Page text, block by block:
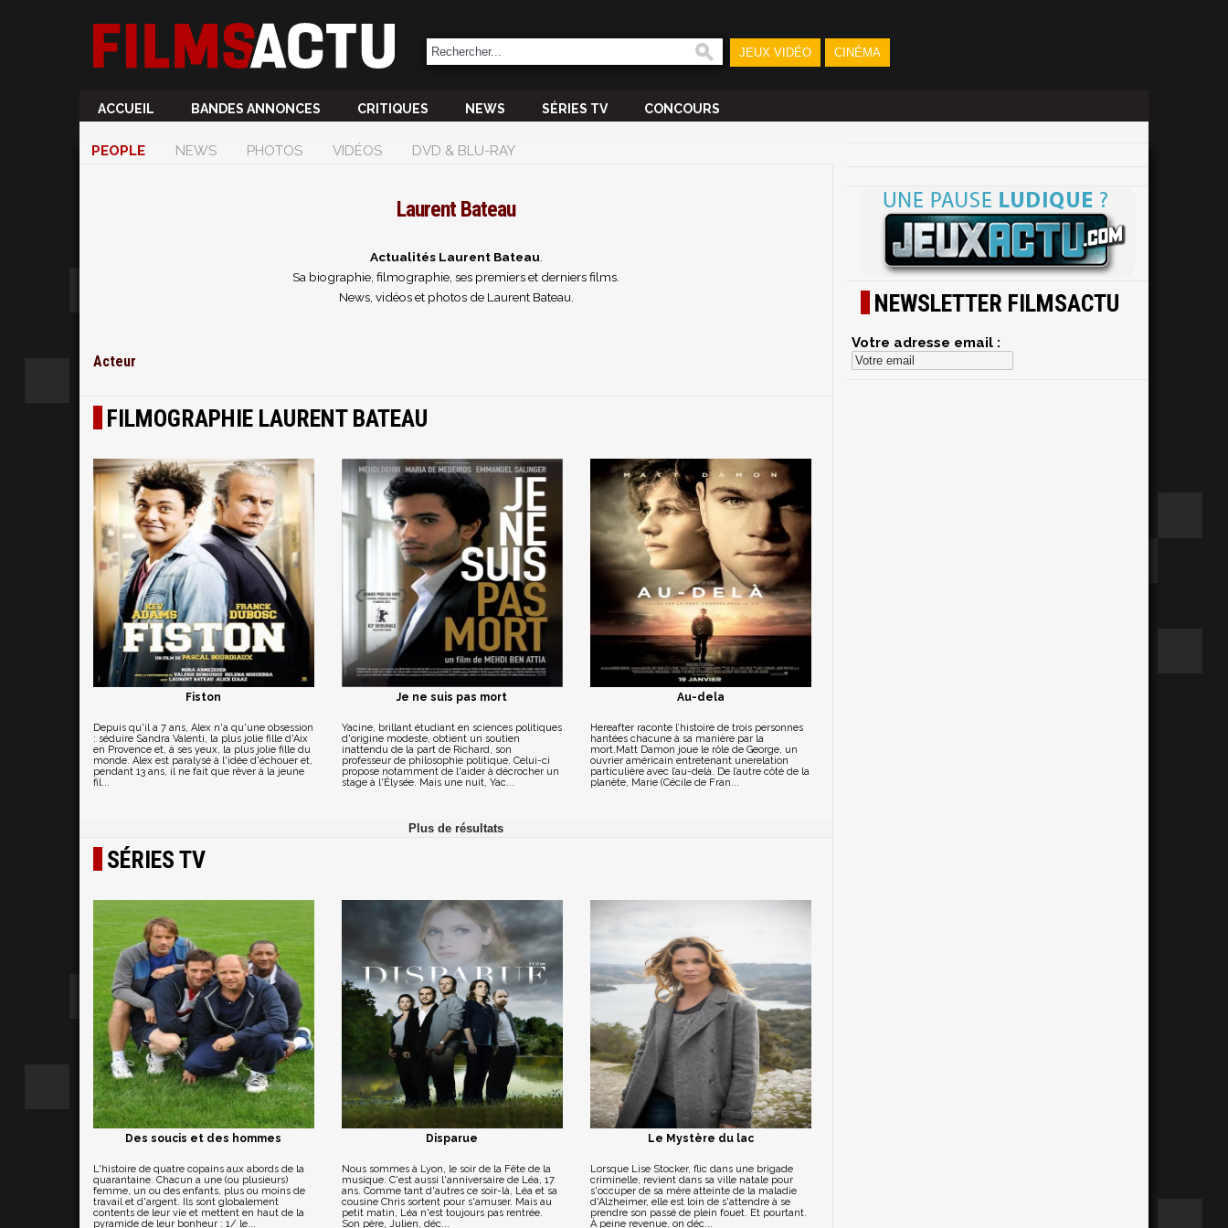
JEUX VIDÉO CINÉMA
ACCUEIL BANDES ANNONCES CRITIQUES NEWS SÉRIES TV CONCOURS
PEOPLE NEWS PHOTOS VIDÉOS DVD & BLU-RAY
Laurent Bateau
Actualités Laurent Bateau.
Sa biographie, filmographie, ses premiers et derniers films.
News, vidéos et photos de Laurent Bateau.
Acteur
FILMOGRAPHIE LAURENT BATEAU
Fiston
Depuis qu'il a 7 ans, Alex n'a qu'une obsession
: séduire Sandra Valenti, la plus jolie fille d'Aix
en Provence et, à ses yeux, la plus jolie fille du
monde. Alex est paralysé à l'idée d'échouer et,
pendant 13 ans, il ne fait que rêver à la jeune
fil...
Je ne suis pas mort
Yacine, brillant étudiant en sciences politiques
d'origine modeste, obtient un soutien
inattendu de la part de Richard, son
professeur de philosophie politique. Celui-ci
propose notamment de l'aider à décrocher un
stage à l'Élysée. Mais une nuit, Yac...
Au-dela
Hereafter raconte l’histoire de trois personnes
hantées chacune à sa manière par la
mort.Matt Damon joue le rôle de George, un
ouvrier américain entretenant unerelation
particulière avec l’au-delà. De l’autre côté de la
planète, Marie (Cécile de Fran...
SÉRIES TV
Des soucis et des hommes
L'histoire de quatre copains aux abords de la
quarantaine. Chacun a une (ou plusieurs)
femme, un ou des enfants, plus ou moins de
travail et d'argent. Ils sont globalement
contents de leur vie et mettent en haut de la
pyramide de leur bonheur : 1/ le...
Disparue
Nous sommes à Lyon, le soir de la Fête de la
musique. C'est aussi l'anniversaire de Léa, 17
ans. Comme tant d'autres ce soir-là, Léa et sa
cousine Chris sortent pour s'amuser. Mais au
petit matin, Léa n'est toujours pas rentrée.
Son père, Julien, déc...
Le Mystère du lac
Lorsque Lise Stocker, flic dans une brigade
criminelle, revient dans sa ville natale pour
s'occuper de sa mère atteinte de la maladie
d'Alzheimer, elle est loin de s'attendre à se
prendre son passé de plein fouet. Et pourtant.
À peine revenue, on déc...
NEWSLETTER FILMSACTU
Votre adresse email :